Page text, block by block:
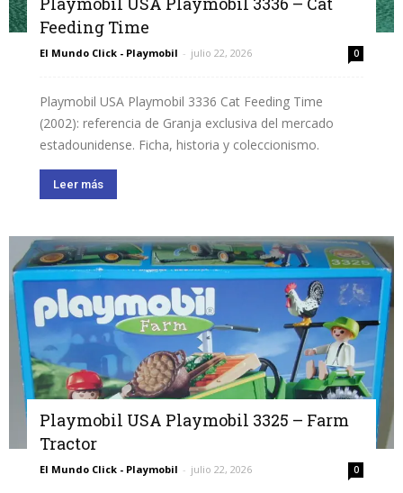
Feeding Time
El Mundo Click - Playmobil - julio 22, 2026 0
Playmobil USA Playmobil 3336 Cat Feeding Time
(2002): referencia de Granja exclusiva del mercado
estadounidense. Ficha, historia y coleccionismo.
Leer más
Playmobil USA Playmobil 3325 – Farm
Tractor
El Mundo Click - Playmobil - julio 22, 2026 0